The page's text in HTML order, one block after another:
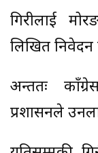
गिरीलाई
लिखित निवेदन
अन्ततः
प्रशासनले